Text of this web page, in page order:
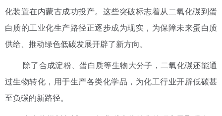
化装置在内蒙古成功投产。这些突破标志着从二氧化碳到蛋
白质的工业化生产路径正逐步成为现实，为保障未来蛋白质
供给、推动绿色低碳发展开辟了新方向。
除了合成淀粉、蛋白质等生物大分子，二氧化碳还能通
过生物转化，用于生产各类化学品，为化工行业开辟低碳甚
至负碳的新路径。